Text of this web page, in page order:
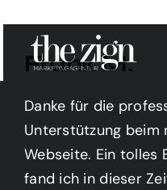
Inhalt
springen
Frank M.
Danke für die
Unterstützung beim
Webseite. Ein tolles
fand ich in dieser